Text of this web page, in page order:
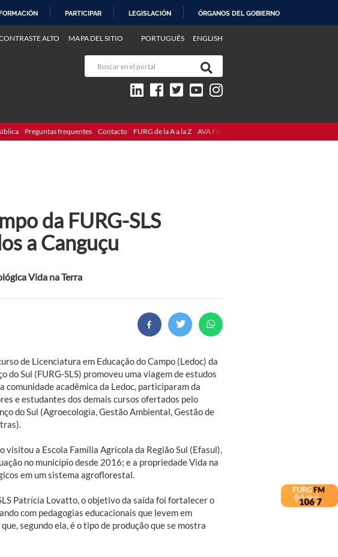
PARTICIPAR LEGISLACIÓN ÓRGANOS DEL GOBIERNO
PORTUGUÊS ENGLISH
ALTO MAPA DEL SITIO
Preguntas frequentes Contacto FURG de la A a la Z AVA FURG
da FURG-SLS
a Canguçu
Vida na Terra
de Licenciatura em Educação do Campo (Ledoc) da
do Sul (FURG-SLS) promoveu uma viagem de estudos
comunidade acadêmica da Ledoc, participaram da
e estudantes dos demais cursos ofertados pelo
do Sul (Agroecologia, Gestão Ambiental, Gestão de
visitou a Escola Família Agrícola da Região Sul (Efasul),
no município desde 2016; e a propriedade Vida na
em um sistema agroflorestal.
Patrícia Lovatto, o objetivo da saída foi fortalecer o
com pedagogias educacionais que levem em
segundo ela, é o tipo de produção que se mostra